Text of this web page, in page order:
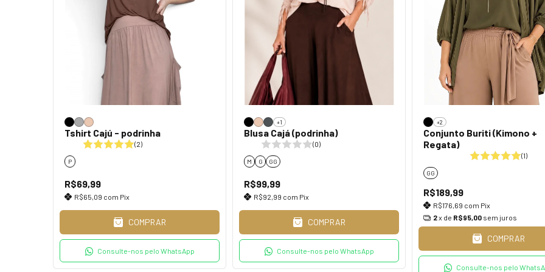
Tshirt Cajú - podrinha
(2)
P
R$69,99
R$65,09 com Pix
COMPRAR
Consulte-nos pelo WhatsApp
+1
Blusa Cajá (podrinha)
(0)
M G GG
R$99,99
R$92,99 com Pix
COMPRAR
Consulte-nos pelo WhatsApp
+2
Conjunto Buriti (Kimono +
Regata)
(1)
GG
R$189,99
R$176,69 com Pix
2x de R$95,00 sem juros
COMPRAR
Consulte-nos pelo